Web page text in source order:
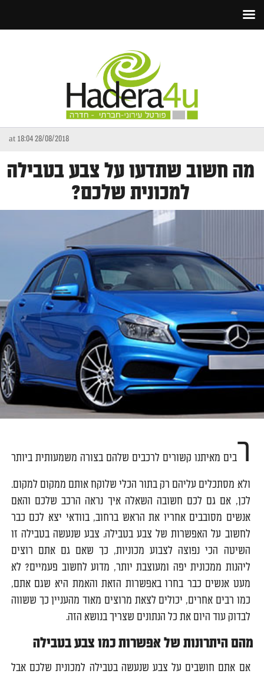
28/08/2018 at 18:04
מה חשוב שתדעו על צבע בטבילה
למכונית שלכם?
רבים מאיתנו קשורים לרכבים שלהם בצורה משמעותית ביותר
ולא מסתכלים עליהם רק בתור הכלי שלוקח אותם ממקום למקום.
לכן, אם גם לכם חשובה השאלה איך נראה הרכב שלכם והאם
אנשים מסובבים אחריו את הראש ברחוב, בוודאי יצא לכם כבר
לחשוב על האפשרות של צבע בטבילה. צבע שנעשה בטבילה זו
השיטה הכי נפוצה לצבוע מכוניות, כך שאם גם אתם רוצים
ליהנות ממכונית יפה ומעוצבת יותר, מדוע לחשוב פעמיים? לא
מעט אנשים כבר בחרו באפשרות הזאת והאמת היא שגם אתם,
כמו רבים אחרים, יכולים לצאת מרוצים מאוד מהעניין כך ששווה
לבדוק עוד היום את כל הנתונים שצריך בנושא הזה.
מהם היתרונות של אפשרות כמו צבע בטבילה
אם אתם חושבים על צבע שנעשה בטבילה למכונית שלכם אבל